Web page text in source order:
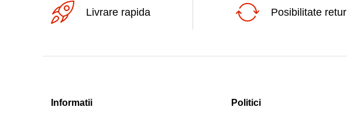
Livrare rapida Posibilitate retur
Informatii Politici